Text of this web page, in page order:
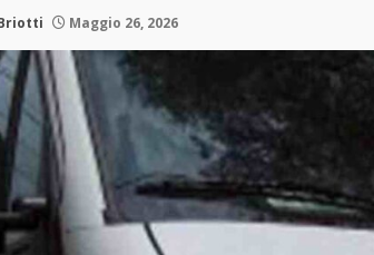
Maggio 26, 2026